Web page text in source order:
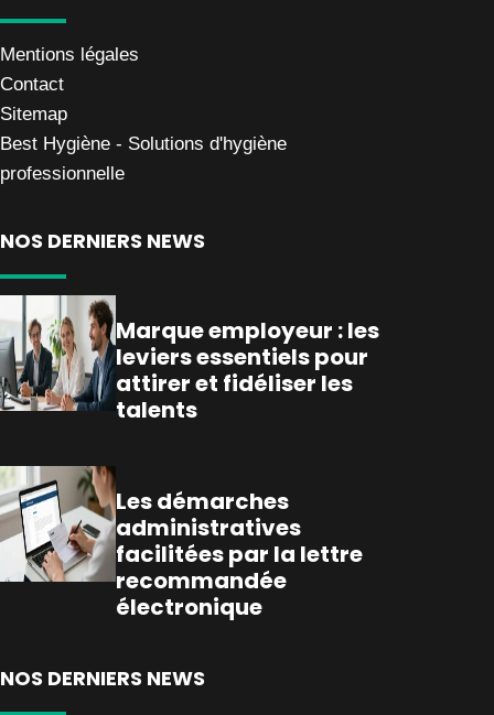
Mentions légales
Contact
Sitemap
Best Hygiène - Solutions d'hygiène
professionnelle
NOS DERNIERS NEWS
Marque employeur : les
leviers essentiels pour
attirer et fidéliser les
talents
Les démarches
administratives
facilitées par la lettre
recommandée
électronique
NOS DERNIERS NEWS